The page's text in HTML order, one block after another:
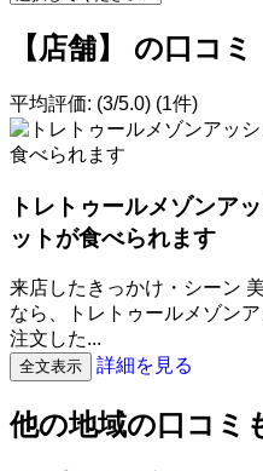
【店舗】 の口コミ
平均評価: (3/5.0) (1件)
トレトゥールメゾンア
ットが食べられます
来店したきっかけ・シーン
なら、トレトゥールメゾン
注文した...
全文表示 詳細を見る
他の地域の口コミ